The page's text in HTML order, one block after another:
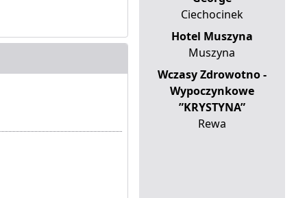
Ciechocinek
Hotel Muszyna
Muszyna
Wczasy Zdrowotno -
Wypoczynkowe
”KRYSTYNA”
Rewa